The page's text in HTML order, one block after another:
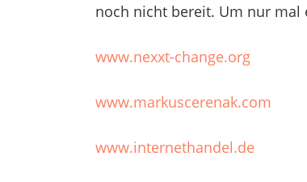
noch nicht bereit. Um nur mal
www.nexxt-change.org
www.markuscerenak.com
www.internethandel.de